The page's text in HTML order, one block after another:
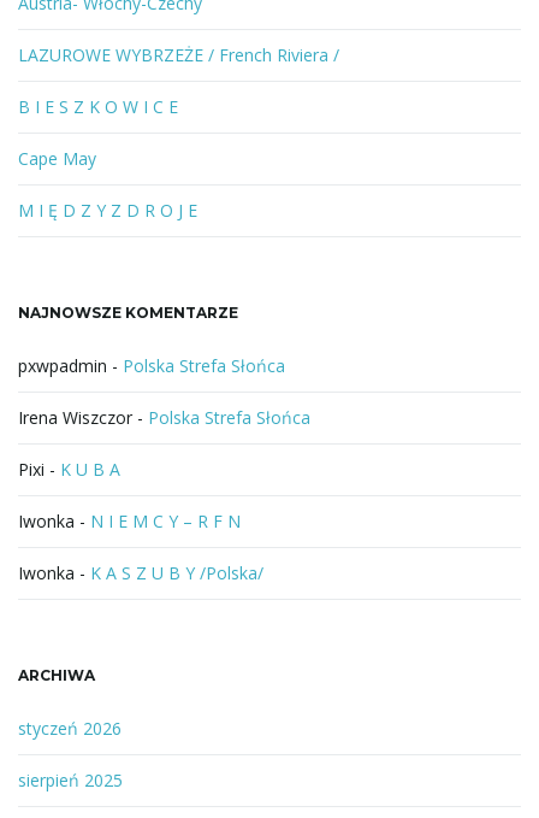
s
ł
o
w
o
l
u
b
f
z
LAZUROWE WYBRZEŻE / French Riviera /
B I E S Z K O W I C E
Cape May
M I Ę D Z Y Z D R O J E
NAJNOWSZE KOMENTARZE
pxwpadmin - Polska Strefa Słońca
Irena Wiszczor - Polska Strefa Słońca
Pixi - K U B A
Iwonka - N I E M C Y – R F N
Iwonka - K A S Z U B Y /Polska/
ARCHIWA
styczeń 2026
sierpień 2025